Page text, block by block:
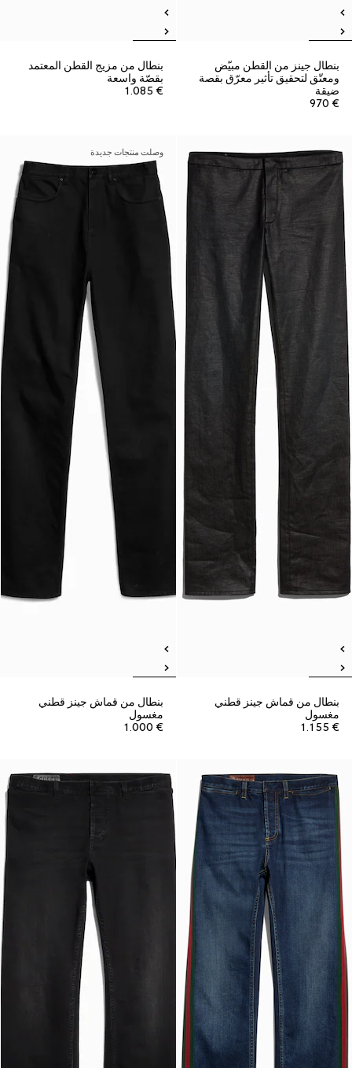
بنطال جينز من القطن مبيّض
ومعتّق لتحقيق تأثير معرّق بقصة
ضيقة
€ 970
بنطال من مزيج القطن المعتمد
بقصّة واسعة
€ 1.085
بنطال من قماش جينز قطني
مغسول
€ 1.155
وصلت منتجات جديدة
بنطال من قماش جينز قطني
مغسول
€ 1.000